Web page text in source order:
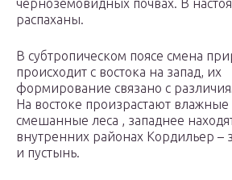
черноземовидных почвах. В
распаханы.
В субтропическом поясе смена
происходит с востока на запад, их
формирование связано с
На востоке произрастают
смешанные леса , западнее
внутренних районах Кордильер –
и пустынь.